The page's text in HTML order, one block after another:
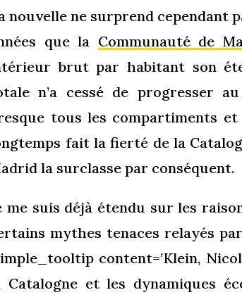
nouvelle ne surprend cependant
que la Communauté de
brut par habitant son
n’a cessé de progresser
tous les compartiments
fait la fierté de la
la surclasse par conséquent.
me suis déjà étendu sur les
mythes tenaces relayés
content=’Klein,
Catalogne et les dynamiques